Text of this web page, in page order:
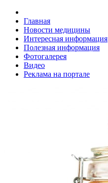
Главная
Новости медицины
Интересная информация
Полезная информация
Фотогалерея
Видео
Реклама на портале